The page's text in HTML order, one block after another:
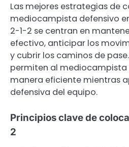
Las mejores estrategias de
mediocampista defensivo
2-1-2 se centran en
efectivo, anticipar los
y cubrir los caminos de
permiten al mediocampista
manera eficiente mientras
defensiva del equipo.
Principios clave de
2